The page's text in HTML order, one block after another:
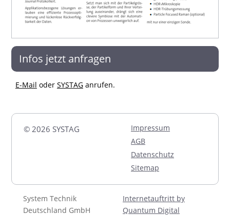
Infos jetzt anfragen
E-Mail oder SYSTAGanrufen.
© 2026 SYSTAG
Impressum
AGB
Datenschutz
Sitemap
System Technik
Deutschland GmbH
Internetauftritt by
Quantum Digital